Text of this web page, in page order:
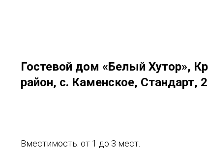
Гостевой дом «Белый Хутор»,
район, с. Каменское, Стандарт,
Вместимость: от 1 до 3 мест.